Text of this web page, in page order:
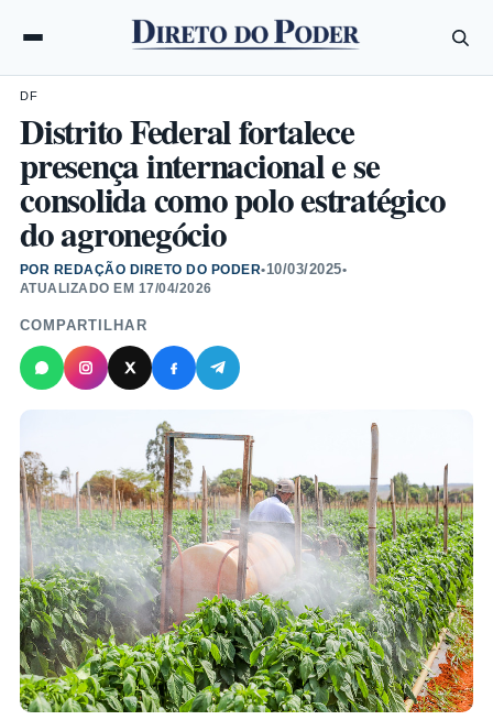
DF
Distrito Federal fortalece
presença internacional e se
consolida como polo estratégico
do agronegócio
POR REDAÇÃO DIRETO DO PODER•10/03/2025•
ATUALIZADO EM 17/04/2026
COMPARTILHAR